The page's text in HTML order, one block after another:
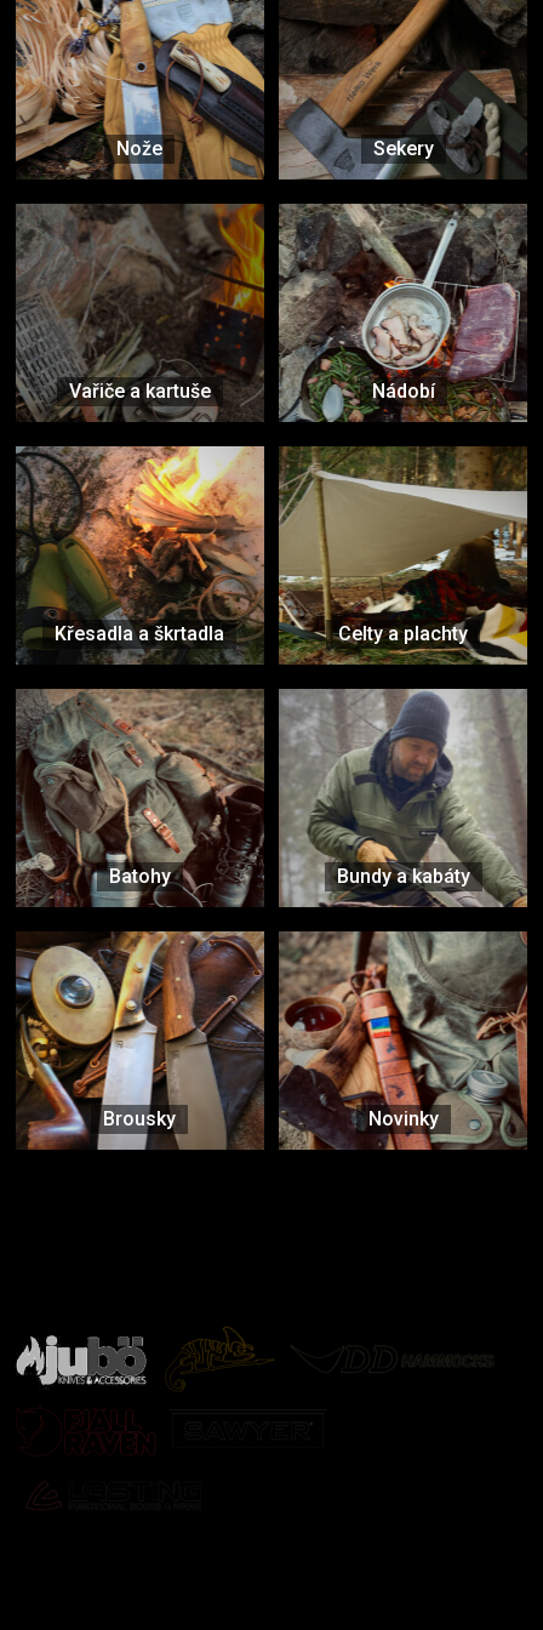
Nože Sekery
Vařiče a kartuše Nádobí
Křesadla a škrtadla Celty a plachty
Batohy Bundy a kabáty
Brousky Novinky